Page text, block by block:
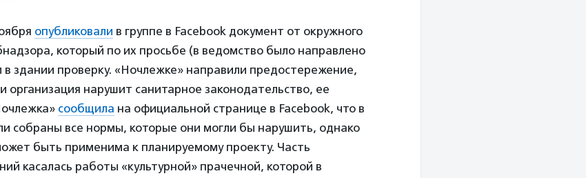
опубликовали в группе в Facebook документ от окружного
который по их просьбе (в ведомство было направлено
здании проверку. «Ночлежке» направили предостережение,
организация нарушит санитарное законодательство, ее
сообщила на официальной странице в Facebook, что в
собраны все нормы, которые они могли бы нарушить, однако
быть применима к планируемому проекту. Часть
касалась работы «культурной» прачечной, которой в